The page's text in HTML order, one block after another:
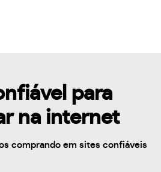
para
na internet
comprando em sites confiáveis